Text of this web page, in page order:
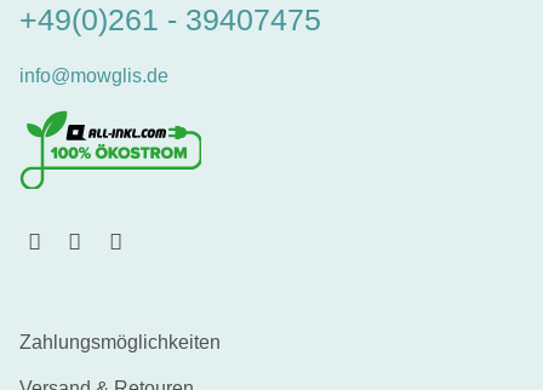
+49(0)261 - 39407475
info@mowglis.de
Zahlungsmöglichkeiten